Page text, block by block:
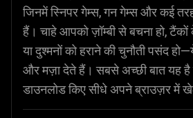
जिनमें स्निपर गेम्स, गन गेम्स और कई
हैं। चाहे आपको ज़ॉम्बी से बचना हो, टैंकों
या दुश्मनों को हराने की चुनौती पसंद
और मज़ा देते हैं। सबसे अच्छी बात यह है
डाउनलोड किए सीधे अपने ब्राउज़र में